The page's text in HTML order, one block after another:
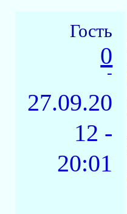
Гость
0
-
27.09.20
12 -
20:01